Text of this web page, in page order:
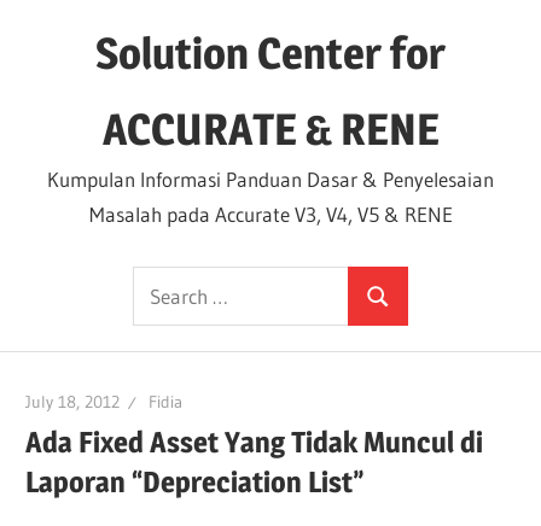
Solution Center for
ACCURATE & RENE
Kumpulan Informasi Panduan Dasar & Penyelesaian
Masalah pada Accurate V3, V4, V5 & RENE
Search
for:
Search
July 18, 2012 Fidia
Ada Fixed Asset Yang Tidak Muncul di
Laporan “Depreciation List”